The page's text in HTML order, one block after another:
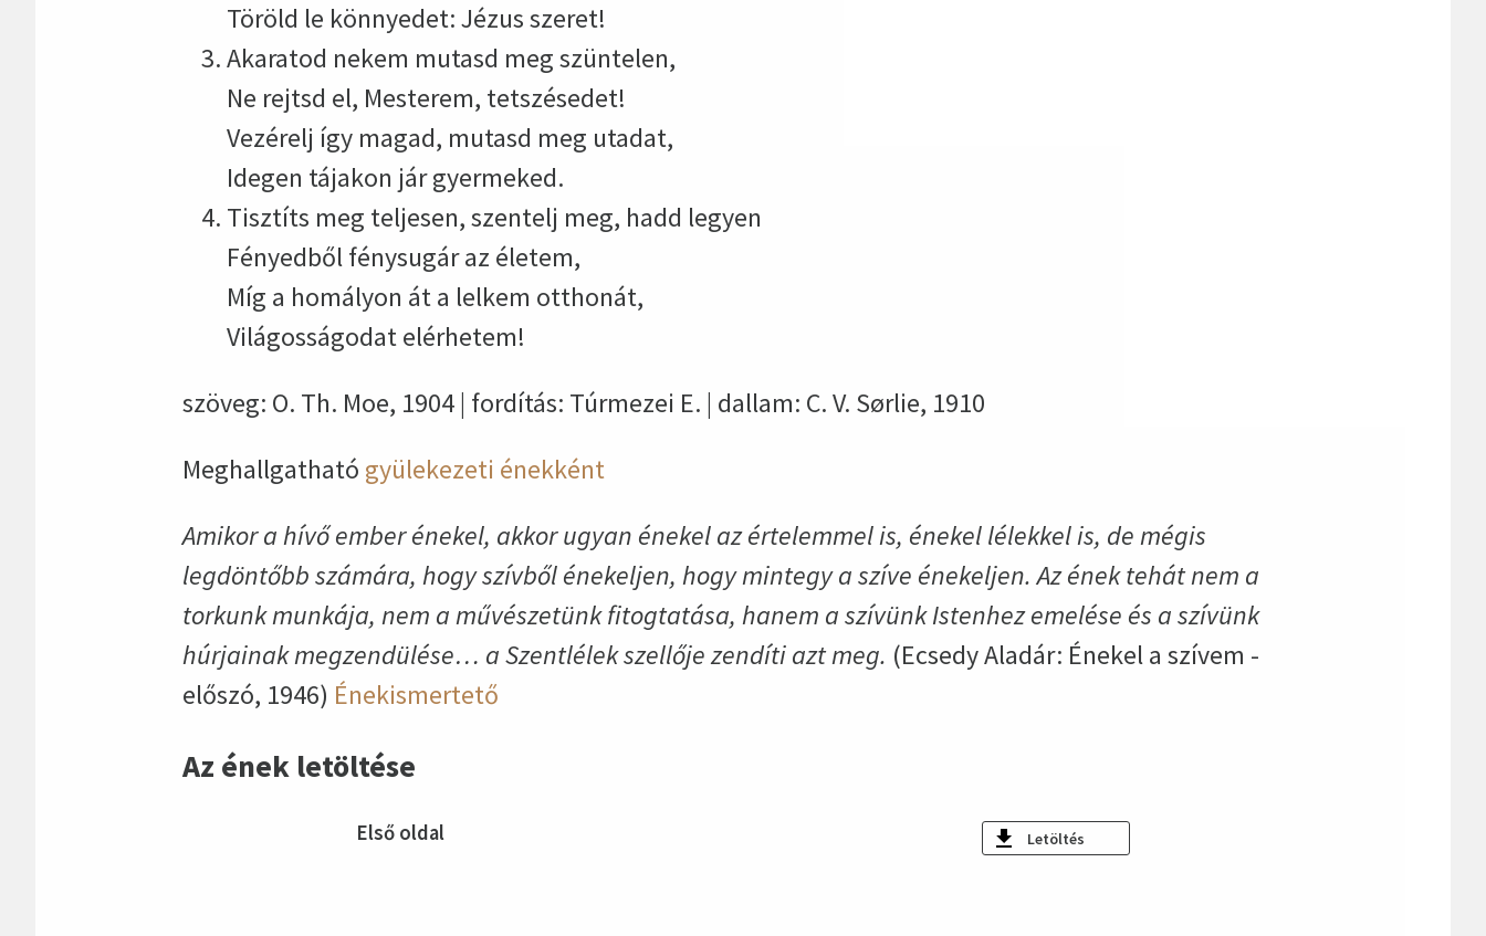
Töröld le könnyedet: Jézus szeret!
Akaratod nekem mutasd meg szüntelen,
Ne rejtsd el, Mesterem, tetszésedet!
Vezérelj így magad, mutasd meg utadat,
Idegen tájakon jár gyermeked.
Tisztíts meg teljesen, szentelj meg, hadd legyen
Fényedből fénysugár az életem,
Míg a homályon át a lelkem otthonát,
Világosságodat elérhetem!
szöveg: O. Th. Moe, 1904 | fordítás: Túrmezei E. | dallam: C. V. Sørlie, 1910
Meghallgatható gyülekezeti énekként
Amikor a hívő ember énekel, akkor ugyan énekel az értelemmel is, énekel lélekkel is, de mégis
legdöntőbb számára, hogy szívből énekeljen, hogy mintegy a szíve énekeljen. Az ének tehát nem a
torkunk munkája, nem a művészetünk fitogtatása, hanem a szívünk Istenhez emelése és a szívünk
húrjainak megzendülése… a Szentlélek szellője zendíti azt meg. (Ecsedy Aladár: Énekel a szívem -
előszó, 1946) Énekismertető
Az ének letöltése
Első oldal Letöltés